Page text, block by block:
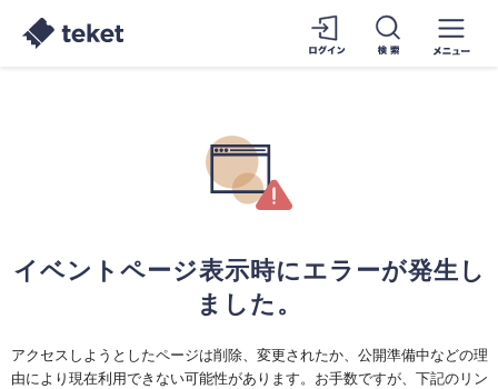
イベントページ表示時にエラーが発生し
ました。
アクセスしようとしたページは削除、変更されたか、公開準備中などの理
由により現在利用できない可能性があります。お手数ですが、下記のリン